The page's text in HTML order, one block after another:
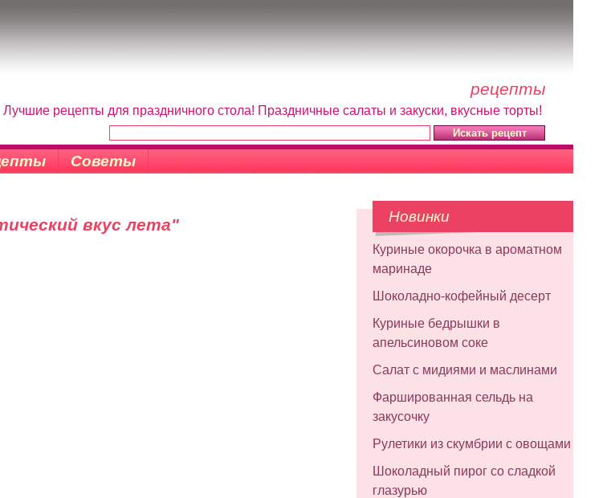
рецепты
Лучшие рецепты для праздничного стола! Праздничные салаты и закуски, вкусные торты!
Советы
вкус лета" Новинки
Куриные окорочка в ароматном
маринаде
Шоколадно-кофейный десерт
Куриные бедрышки в
апельсиновом соке
Салат с мидиями и маслинами
Фаршированная сельдь на
закусочку
Рулетики из скумбрии с овощами
Шоколадный пирог со сладкой
глазурью